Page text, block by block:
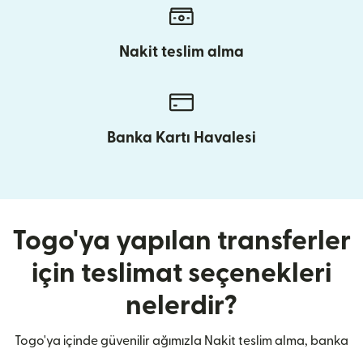
Nakit teslim alma
Banka Kartı Havalesi
Togo'ya yapılan transferler
için teslimat seçenekleri
nelerdir?
Togo'ya içinde güvenilir ağımızla Nakit teslim alma, banka